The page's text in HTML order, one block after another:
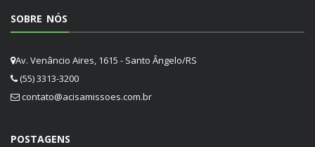
SOBRE NÓS
Av. Venâncio Aires, 1615 - Santo Ângelo/RS
(55) 3313-3200
contato@acisamissoes.com.br
POSTAGENS